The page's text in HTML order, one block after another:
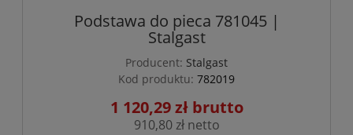
Podstawa do pieca 781045 |
Stalgast
Producent: Stalgast
Kod produktu: 782019
1 120,29 zł
910,80 zł